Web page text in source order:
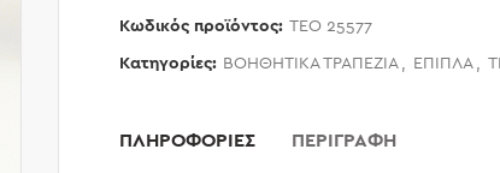
Κωδικός προϊόντος: TEO 25577
Κατηγορίες: ΒΟΗΘΗΤΙΚΑ ΤΡΑΠΕΖΙΑ , ΕΠΙΠΛΑ ,
ΠΛΗΡΟΦΟΡΙΕΣ ΠΕΡΙΓΡΑΦΉ